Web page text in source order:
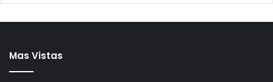
Mas Vistas